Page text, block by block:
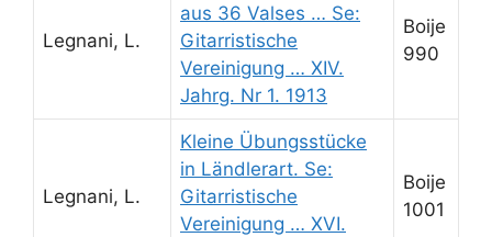
Legnani, L.
aus 36 Valses … Se:
Gitarristische
Vereinigung … XIV.
Jahrg. Nr 1. 1913
Boije
990
Legnani, L.
Kleine Übungsstücke
in Ländlerart. Se:
Gitarristische
Vereinigung … XVI.
Boije
1001